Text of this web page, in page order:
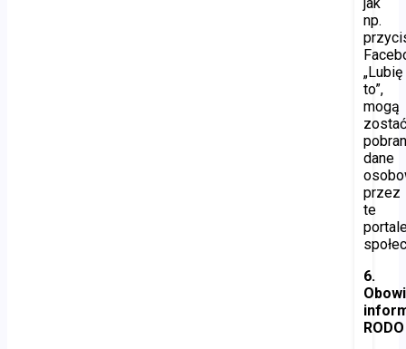
np.
„Lubię
to”,
mogą
dane
przez
te
6.
RODO